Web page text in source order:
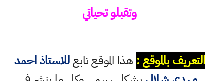
وتقبلو تحياتي
التعريف بالموقع : هذا الموقع تابعللاستاذ احمد